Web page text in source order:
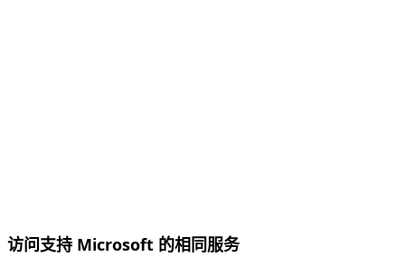
访问支持 Microsoft 的相同服务